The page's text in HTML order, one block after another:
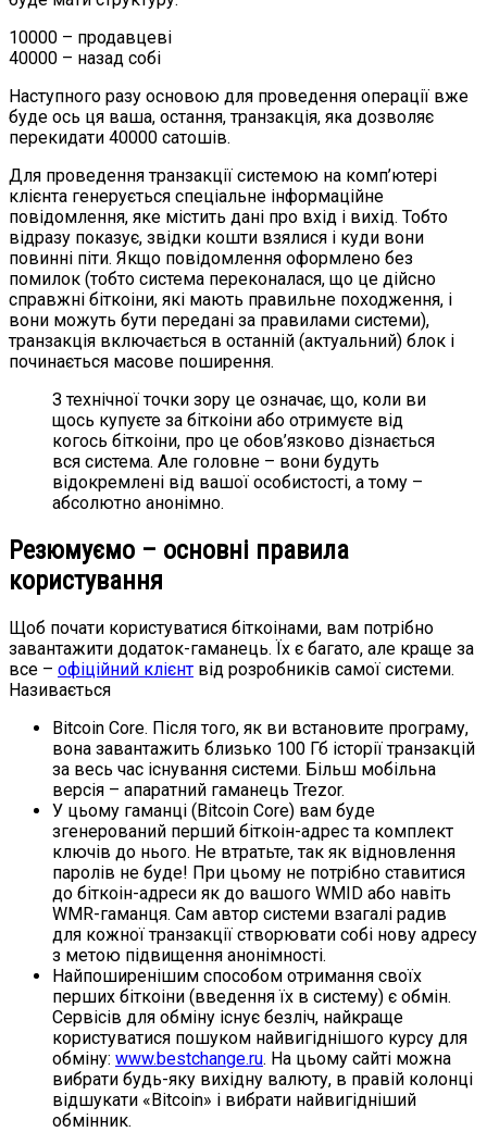
10000 – продавцеві
40000 – назад собі
Наступного разу основою для проведення операції вже
буде ось ця ваша, остання, транзакція, яка дозволяє
перекидати 40000 сатошів.
Для проведення транзакції системою на комп’ютері
клієнта генерується спеціальне інформаційне
повідомлення, яке містить дані про вхід і вихід. Тобто
відразу показує, звідки кошти взялися і куди вони
повинні піти. Якщо повідомлення оформлено без
помилок (тобто система переконалася, що це дійсно
справжні біткоіни, які мають правильне походження, і
вони можуть бути передані за правилами системи),
транзакція включається в останній (актуальний) блок і
починається масове поширення.
З технічної точки зору це означає, що, коли ви
щось купуєте за біткоіни або отримуєте від
когось біткоіни, про це обов’язково дізнається
вся система. Але головне – вони будуть
відокремлені від вашої особистості, а тому –
абсолютно анонімно.
Резюмуємо – основні правила
користування
Щоб почати користуватися біткоінами, вам потрібно
завантажити додаток-гаманець. Їх є багато, але краще за
все – офіційний клієнт від розробників самої системи.
Називається
Bitcoin Core. Після того, як ви встановите програму,
вона завантажить близько 100 Гб історії транзакцій
за весь час існування системи. Більш мобільна
версія – апаратний гаманець Trezor.
У цьому гаманці (Bitcoin Core) вам буде
згенерований перший біткоін-адрес та комплект
ключів до нього. Не втратьте, так як відновлення
паролів не буде! При цьому не потрібно ставитися
до біткоін-адреси як до вашого WMID або навіть
WMR-гаманця. Сам автор системи взагалі радив
для кожної транзакції створювати собі нову адресу
з метою підвищення анонімності.
Найпоширенішим способом отримання своїх
перших біткоіни (введення їх в систему) є обмін.
Сервісів для обміну існує безліч, найкраще
користуватися пошуком найвигіднішого курсу для
обміну: www.bestchange.ru. На цьому сайті можна
вибрати будь-яку вихідну валюту, в правій колонці
відшукати «Bitcoin» і вибрати найвигідніший
обмінник.